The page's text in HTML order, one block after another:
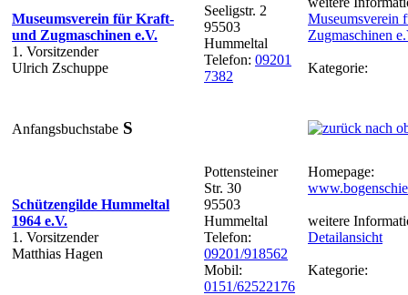
Museumsverein für Kraft-
und Zugmaschinen e.V.
1. Vorsitzender
Ulrich Zschuppe
Seeligstr. 2
95503
Hummeltal
Telefon: 09201
7382
Museumsverein
Zugmaschinen
Kategorie:
Anfangsbuchstabe S
Schützengilde Hummeltal
1964 e.V.
1. Vorsitzender
Matthias Hagen
Pottensteiner
Str. 30
95503
Hummeltal
Telefon:
09201/918562
Mobil:
0151/62522176
Homepage:
weitere
Detailansicht
Kategorie: